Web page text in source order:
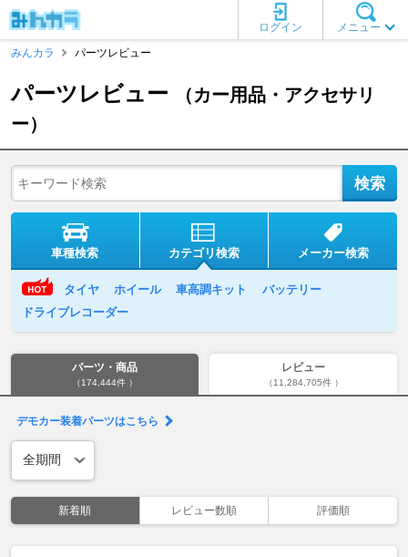
メニュー
ログイン
みんカラ
パーツレビュー
パーツレビュー
（カー用品・アクセサリ
ー）
車種検索 カテゴリ検索 メーカー検索
タイヤ ホイール 車高調キット
バッテリー
ドライブレコーダー
パーツ・商品
（174,444件 ）
レビュー
（11,284,705件 ）
デモカー装着パーツはこちら
新着順 レビュー数順 評価順